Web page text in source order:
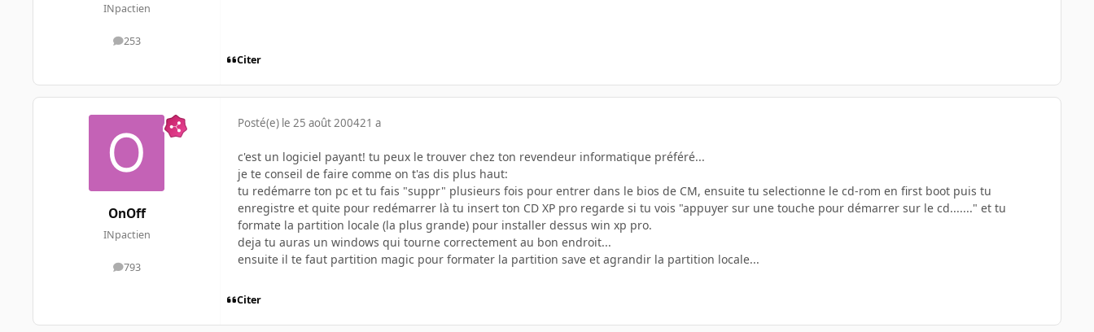
INpactien
253
messages
Citer
OnOff
INpactien
793
messages
Posté(e) le 25 août 200421 a
c'est un logiciel payant! tu peux le trouver chez ton revendeur informatique préféré...
je te conseil de faire comme on t'as dis plus haut:
tu redémarre ton pc et tu fais "suppr" plusieurs fois pour entrer dans le bios de CM, ensuite tu selectionne le cd-rom en first boot puis tu
enregistre et quite pour redémarrer là tu insert ton CD XP pro regarde si tu vois "appuyer sur une touche pour démarrer sur le cd......." et tu
formate la partition locale (la plus grande) pour installer dessus win xp pro.
deja tu auras un windows qui tourne correctement au bon endroit...
ensuite il te faut partition magic pour formater la partition save et agrandir la partition locale...
Citer